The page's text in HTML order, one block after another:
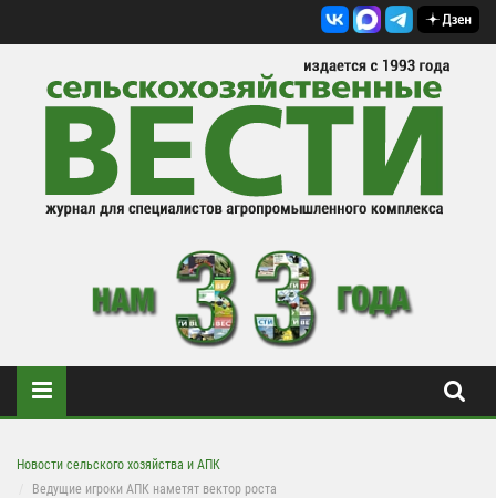
Новости сельского хозяйства и АПК
Ведущие игроки АПК наметят вектор роста